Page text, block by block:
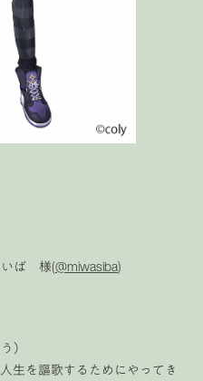
いば 様(@miwasiba)
）
生を謳歌するためにやってき